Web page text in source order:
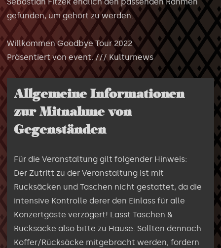
gefunden, um gehört zu werden.
Willkommen Goodbye Tour 2022
Präsentiert von event. /// Kulturnews
Allgemeine Informationen
zur Mitnahme von
Gegenständen
Für die Veranstaltung gilt folgender Hinweis:
Der Zutritt zu der Veranstaltung ist mit
Rucksäcken und Taschen nicht gestattet, da die
intensive Kontrolle derer den Einlass für alle
Konzertgäste verzögert! Lasst Taschen &
Rucksäcke also bitte zu Hause. Sollten dennoch
Koffer/Rücksäcke mitgebracht werden, fordern